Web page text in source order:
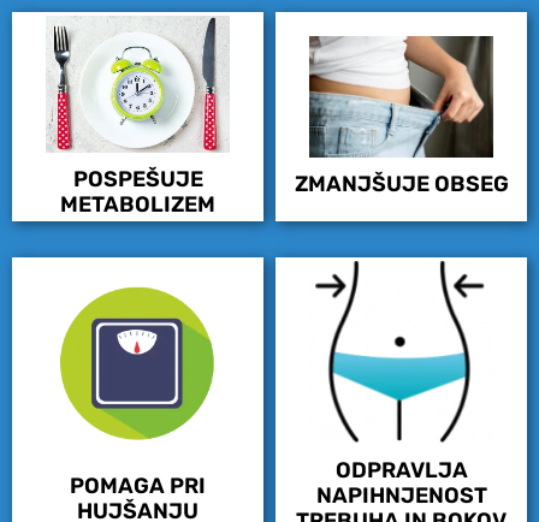
POSPEŠUJE
METABOLIZEM
ZMANJŠUJE OBSEG
POMAGA PRI
HUJŠANJU
ODPRAVLJA
NAPIHNJENOST